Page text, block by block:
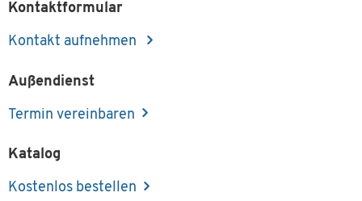
Kontaktformular
Kontakt aufnehmen
Außendienst
Termin vereinbaren
Katalog
Kostenlos bestellen